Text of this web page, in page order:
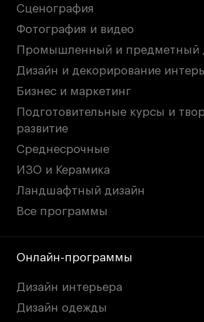
Сценография
Фотография и видео
Промышленный и предметный
Дизайн и декорирование
Бизнес и маркетинг
Подготовительные курсы и
развитие
Среднесрочные
ИЗО и Керамика
Ландшафтный дизайн
Все программы
Онлайн-программы
Дизайн интерьера
Дизайн одежды